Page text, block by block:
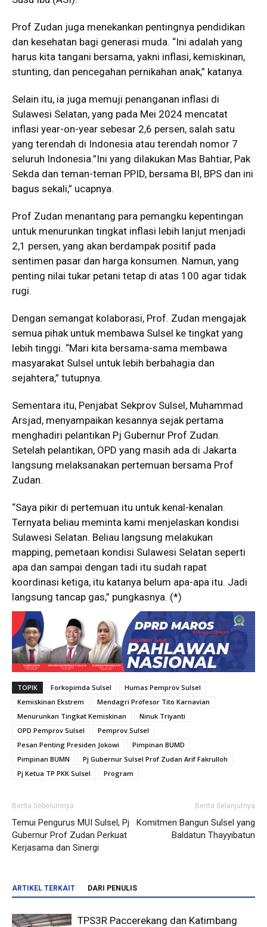
Prof Zudan juga menekankan pentingnya pendidikan
dan kesehatan bagi generasi muda. “Ini adalah yang
harus kita tangani bersama, yakni inflasi, kemiskinan,
stunting, dan pencegahan pernikahan anak,” katanya.
Selain itu, ia juga memuji penanganan inflasi di
Sulawesi Selatan, yang pada Mei 2024 mencatat
inflasi year-on-year sebesar 2,6 persen, salah satu
yang terendah di Indonesia atau terendah nomor 7
seluruh Indonesia.”Ini yang dilakukan Mas Bahtiar, Pak
Sekda dan teman-teman PPID, bersama BI, BPS dan ini
bagus sekali,” ucapnya.
Prof Zudan menantang para pemangku kepentingan
untuk menurunkan tingkat inflasi lebih lanjut menjadi
2,1 persen, yang akan berdampak positif pada
sentimen pasar dan harga konsumen. Namun, yang
penting nilai tukar petani tetap di atas 100 agar tidak
rugi.
Dengan semangat kolaborasi, Prof. Zudan mengajak
semua pihak untuk membawa Sulsel ke tingkat yang
lebih tinggi. “Mari kita bersama-sama membawa
masyarakat Sulsel untuk lebih berbahagia dan
sejahtera,” tutupnya.
Sementara itu, Penjabat Sekprov Sulsel, Muhammad
Arsjad, menyampaikan kesannya sejak pertama
menghadiri pelantikan Pj Gubernur Prof Zudan.
Setelah pelantikan, OPD yang masih ada di Jakarta
langsung melaksanakan pertemuan bersama Prof
Zudan.
“Saya pikir di pertemuan itu untuk kenal-kenalan.
Ternyata beliau meminta kami menjelaskan kondisi
Sulawesi Selatan. Beliau langsung melakukan
mapping, pemetaan kondisi Sulawesi Selatan seperti
apa dan sampai dengan tadi itu sudah rapat
koordinasi ketiga, itu katanya belum apa-apa itu. Jadi
langsung tancap gas,” pungkasnya. (*)
TOPIK Forkopimda Sulsel
Humas Pemprov Sulsel
Kemiskinan Ekstrem
Mendagri Profesor Tito Karnavian
Menurunkan Tingkat Kemiskinan
Ninuk Triyanti
OPD Pemprov Sulsel
Pemprov Sulsel
Pesan Penting Presiden Jokowi
Pimpinan BUMD
Pimpinan BUMN
Pj Gubernur Sulsel Prof Zudan Arif Fakrulloh
Pj Ketua TP PKK Sulsel
Program
Berita Sebelumnya
Temui Pengurus MUI Sulsel, Pj
Gubernur Prof Zudan Perkuat
Kerjasama dan Sinergi
Berita Selanjutnya
Komitmen Bangun Sulsel yang
Baldatun Thayyibatun
ARTIKEL TERKAIT DARI PENULIS
TPS3R Paccerekang dan Katimbang